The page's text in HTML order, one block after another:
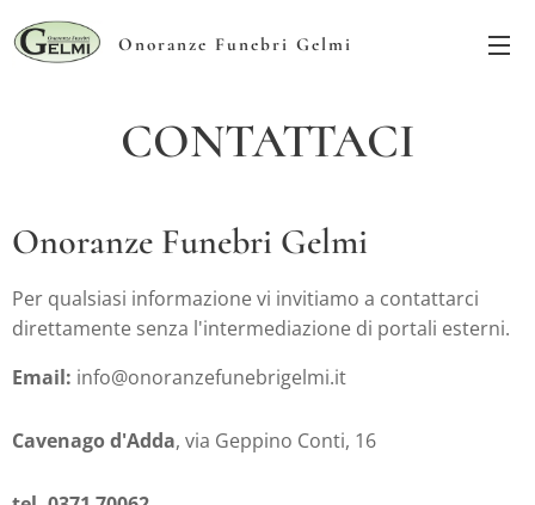
Onoranze Funebri Gelmi
CONTATTACI
Onoranze Funebri Gelmi
Per qualsiasi informazione vi invitiamo a contattarci
direttamente senza l'intermediazione di portali esterni.
Email: info@onoranzefunebrigelmi.it
Cavenago d'Adda, via Geppino Conti, 16